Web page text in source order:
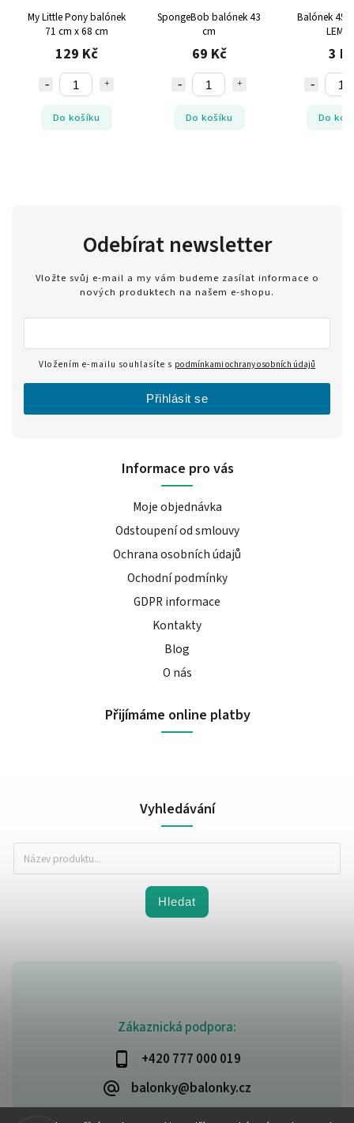
My Little Pony balónek
71 cm x 68 cm
129 Kč
Do košíku
SpongeBob balónek 43
cm
69 Kč
Do košíku
Balónek 450
3
Do
Zákaznická podpora:
+420 777 000 019
balonky@balonky.cz
Informace pro vás
Moje objednávka
Odstoupení od smlouvy
Ochrana osobních údajů
Ochodní podmínky
GDPR informace
Kontakty
Blog
O nás
Přijímáme online platby
Vyhledávání
Hledat
Odebírat newsletter
Vložte svůj e-mail a my vám budeme zasílat informace o
nových produktech na našem e-shopu.
Vložením e-mailu souhlasíte s podmínkami ochrany osobních údajů
Přihlásit se